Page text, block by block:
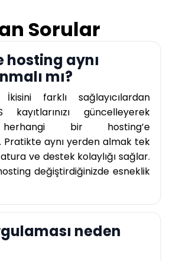
Sorular
hosting aynı
mı?
farklı sağlayıcılardan
kayıtlarınızı güncelleyerek
herhangi bir hosting’e
Pratikte aynı yerden almak tek
ve destek kolaylığı sağlar.
değiştirdiğinizde esneklik
neden